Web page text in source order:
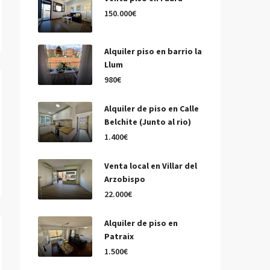
150.000€
Alquiler piso en barrio la
Llum
980€
Alquiler de piso en Calle
Belchite (Junto al rio)
1.400€
Venta local en Villar del
Arzobispo
22.000€
Alquiler de piso en
Patraix
1.500€